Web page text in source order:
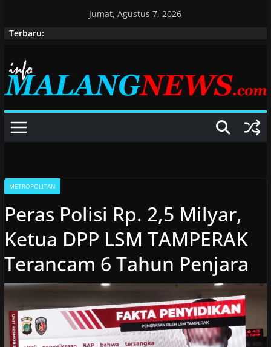
Jumat, Agustus 7, 2026
Terbaru:
METROPOLITAN
Peras Polisi Rp. 2,5 Milyar,
Ketua DPP LSM TAMPERAK
Terancam 6 Tahun Penjara